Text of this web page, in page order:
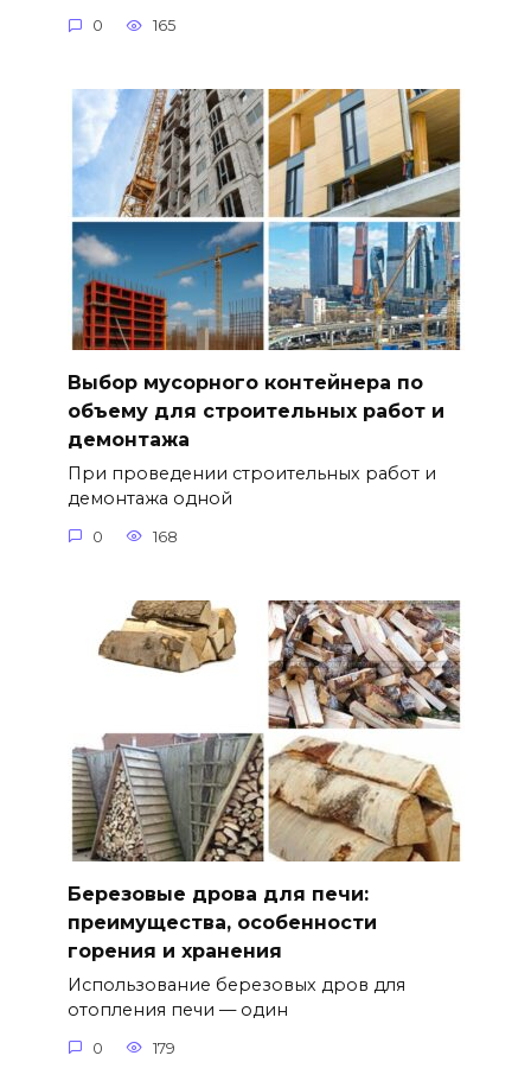
0 165
Выбор мусорного контейнера по
объему для строительных работ и
демонтажа
При проведении строительных работ и
демонтажа одной
0 168
Березовые дрова для печи:
преимущества, особенности
горения и хранения
Использование березовых дров для
отопления печи — один
0 179